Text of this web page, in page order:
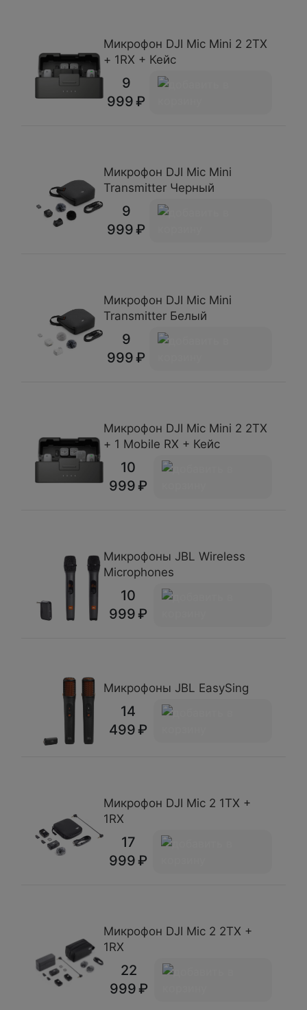
Микрофон DJI Mic Mini 2 2TX
+ 1RX + Кейс
9
999
Микрофон DJI Mic Mini
Transmitter Черный
9
999
Микрофон DJI Mic Mini
Transmitter Белый
9
999
Микрофон DJI Mic Mini 2 2TX
+ 1 Mobile RX + Кейс
10
999
Микрофоны JBL Wireless
Microphones
10
999
Микрофоны JBL EasySing
14
499
Микрофон DJI Mic 2 1TX +
1RX
17
999
Микрофон DJI Mic 2 2TX +
1RX
22
999